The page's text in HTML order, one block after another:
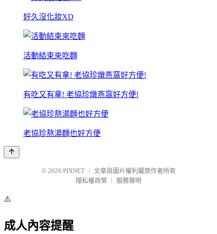
好久沒化妝XD
活動結束來吃麵
有吃又有拿! 老協珍燉燕窩好方便!
老協珍熬湯麵也好方便
© 2026 PIXNET
文章與圖片權利屬原作者所有
隱私權政策
服務聲明
⚠️
成人內容提醒